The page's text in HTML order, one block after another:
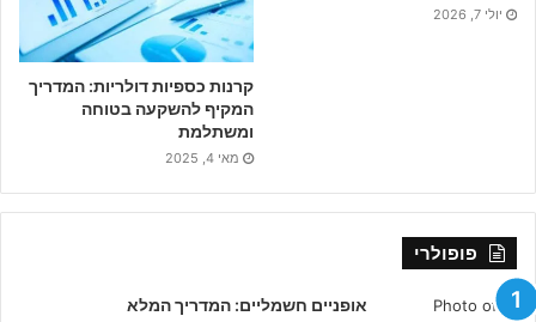
יולי 7, 2026
קרנות כספיות דולריות: המדריך
המקיף להשקעה בטוחה
ומשתלמת
מאי 4, 2025
פופולרי
אופניים חשמליים: המדריך המלא